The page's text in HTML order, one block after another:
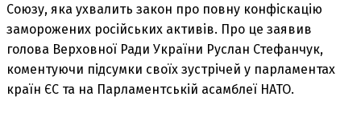
Союзу, яка ухвалить закон про повну конфіскацію
заморожених російських активів. Про це заявив
голова Верховної Ради України Руслан Стефанчук,
коментуючи підсумки своїх зустрічей у парламентах
країн ЄС та на Парламентській асамблеї НАТО.